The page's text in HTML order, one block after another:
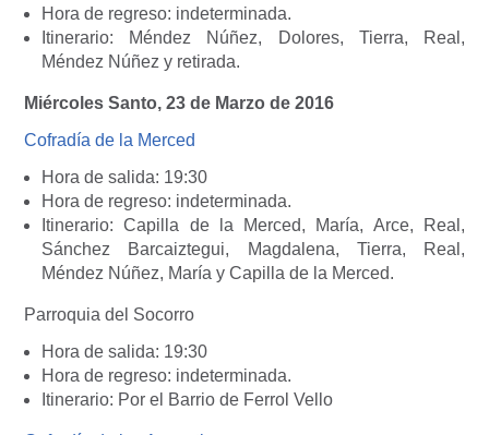
Hora de regreso: indeterminada.
Itinerario: Méndez Núñez, Dolores, Tierra, Real,
Méndez Núñez y retirada.
Miércoles Santo, 23 de Marzo de 2016
Cofradía de la Merced
Hora de salida: 19:30
Hora de regreso: indeterminada.
Itinerario: Capilla de la Merced, María, Arce, Real,
Sánchez Barcaiztegui, Magdalena, Tierra, Real,
Méndez Núñez, María y Capilla de la Merced.
Parroquia del Socorro
Hora de salida: 19:30
Hora de regreso: indeterminada.
Itinerario: Por el Barrio de Ferrol Vello